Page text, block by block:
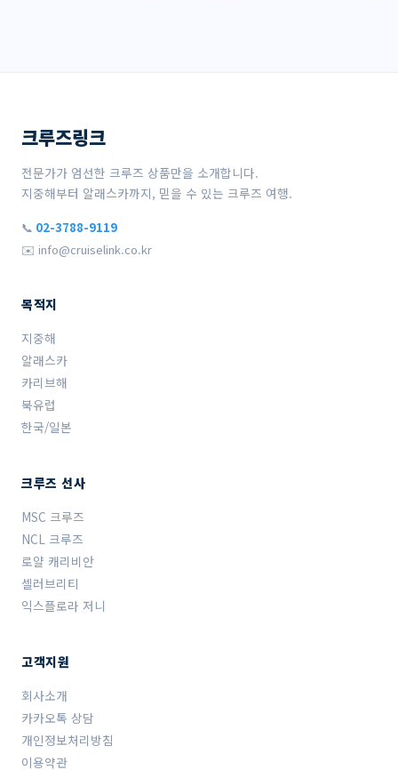
크루즈링크
전문가가 엄선한 크루즈 상품만을 소개합니다.
지중해부터 알래스카까지, 믿을 수 있는 크루즈 여행.
📞 02-3788-9119
✉️ info@cruiselink.co.kr
목적지
지중해
알래스카
카리브해
북유럽
한국/일본
크루즈 선사
MSC 크루즈
NCL 크루즈
로얄 캐리비안
셀러브리티
익스플로라 저니
고객지원
회사소개
카카오톡 상담
개인정보처리방침
이용약관